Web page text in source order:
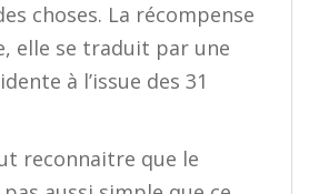
choses. La récompense
elle se traduit par une
à l’issue des 31
reconnaitre que le